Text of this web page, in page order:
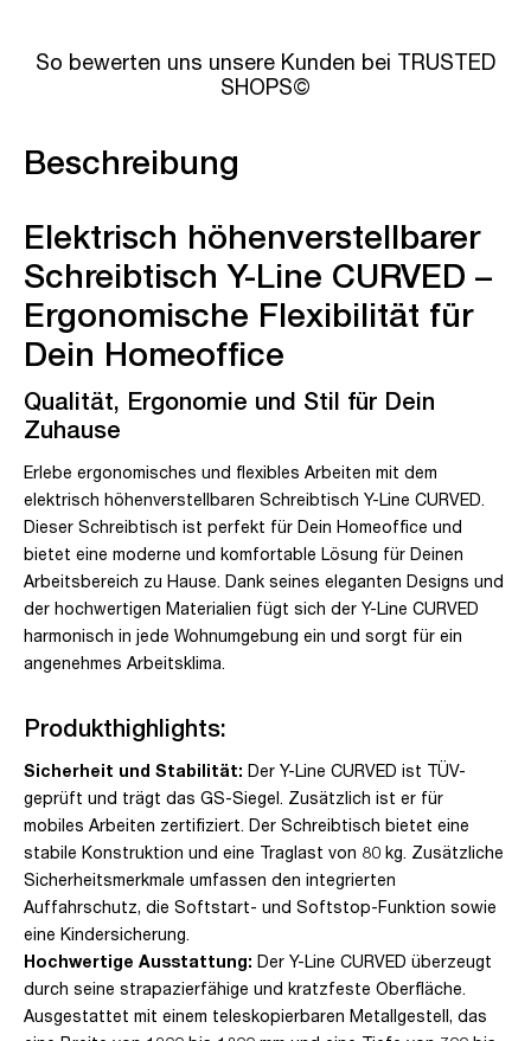
So bewerten uns unsere Kunden bei TRUSTED
SHOPS©
Beschreibung
Elektrisch höhenverstellbarer
Schreibtisch Y-Line CURVED –
Ergonomische Flexibilität für
Dein Homeoffice
Qualität, Ergonomie und Stil für Dein
Zuhause
Erlebe ergonomisches und flexibles Arbeiten mit dem
elektrisch höhenverstellbaren Schreibtisch Y-Line CURVED.
Dieser Schreibtisch ist perfekt für Dein Homeoffice und
bietet eine moderne und komfortable Lösung für Deinen
Arbeitsbereich zu Hause. Dank seines eleganten Designs und
der hochwertigen Materialien fügt sich der Y-Line CURVED
harmonisch in jede Wohnumgebung ein und sorgt für ein
angenehmes Arbeitsklima.
Produkthighlights:
Sicherheit und Stabilität: Der Y-Line CURVED ist TÜV-
geprüft und trägt das GS-Siegel. Zusätzlich ist er für
mobiles Arbeiten zertifiziert. Der Schreibtisch bietet eine
stabile Konstruktion und eine Traglast von 80 kg. Zusätzliche
Sicherheitsmerkmale umfassen den integrierten
Auffahrschutz, die Softstart- und Softstop-Funktion sowie
eine Kindersicherung.
Hochwertige Ausstattung: Der Y-Line CURVED überzeugt
durch seine strapazierfähige und kratzfeste Oberfläche.
Ausgestattet mit einem teleskopierbaren Metallgestell, das